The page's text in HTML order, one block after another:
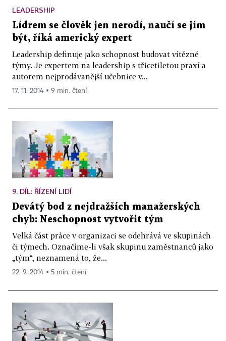
LEADERSHIP
Lídrem se člověk jen nerodí, naučí se jím
být, říká americký expert
Leadership definuje jako schopnost budovat vítězné
týmy. Je expertem na leadership s třicetiletou praxí a
autorem nejprodávanější učebnice v...
17. 11. 2014 ▪ 9 min. čtení
9. DÍL: ŘÍZENÍ LIDÍ
Devátý bod z nejdražších manažerských
chyb: Neschopnost vytvořit tým
Velká část práce v organizaci se odehrává ve skupinách
či týmech. Označíme-li však skupinu zaměstnanců jako
„tým“, neznamená to, že...
22. 9. 2014 ▪ 5 min. čtení